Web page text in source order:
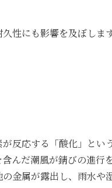
性にも影響を及ぼしま
反応する「酸化」とい
んだ潮風が錆びの進行
金属が露出し、雨水や